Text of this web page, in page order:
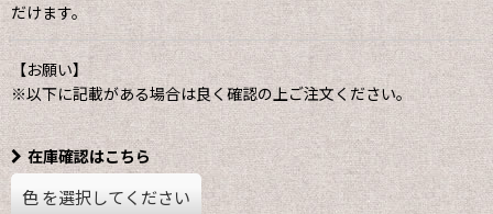
だけます。
【お願い】
※以下に記載がある場合は良く確認の上ご注文ください。
在庫確認はこちら
色を選択してください